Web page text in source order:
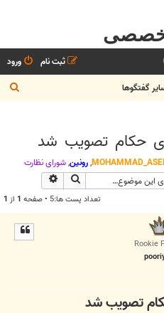
ورود
ثبت نام
گفتگوها
س
حکام تصویب شد
,رونین,شوراي نظارت
جستجو
تعداد پست ها:5 • صفحه 1 از 1
Rookie
تصویب شد